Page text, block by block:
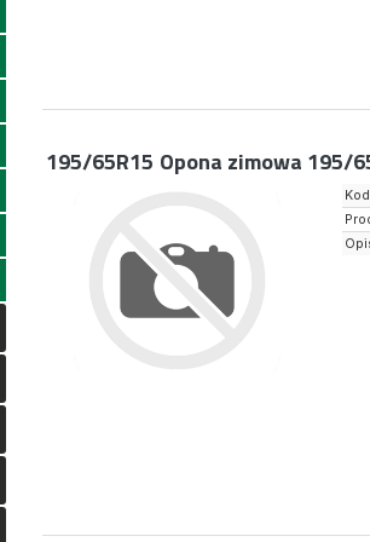
195/65R15 Opona zimowa 195/